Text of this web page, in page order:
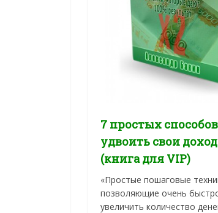
7 простых способов
удвоить свои
(книга для VIP)
«Простые пошаговые
позволяющие очень
увеличить количество